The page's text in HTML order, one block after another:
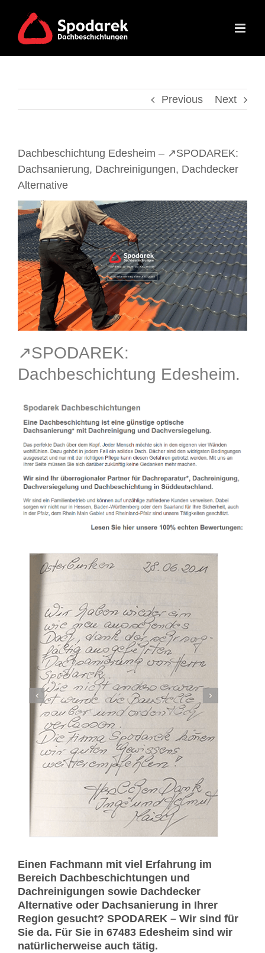
content
Previous Next
Dachbeschichtung Edesheim – ↗️SPODAREK:
Dachsanierung, Dachreinigungen, Dachdecker
Alternative
↗️SPODAREK:
Dachbeschichtung Edesheim.
Einen Fachmann mit viel Erfahrung im
Bereich Dachbeschichtungen und
Dachreinigungen sowie Dachdecker
Alternative oder Dachsanierung in Ihrer
Region gesucht? SPODAREK – Wir sind für
Sie da. Für Sie in 67483 Edesheim sind wir
natürlicherweise auch tätig.